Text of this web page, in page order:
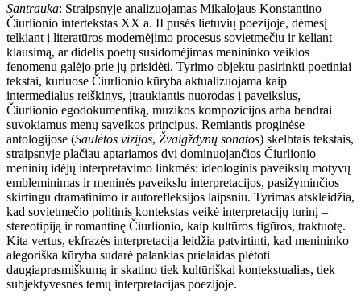
Santrauka: Straipsnyje analizuojamas Mikalojaus Konstantino
Čiurlionio intertekstas XX a. II pusės lietuvių poezijoje, dėmesį
telkiant į literatūros modernėjimo procesus sovietmečiu ir keliant
klausimą, ar didelis poetų susidomėjimas menininko veiklos
fenomenu galėjo prie jų prisidėti. Tyrimo objektu pasirinkti poetiniai
tekstai, kuriuose Čiurlionio kūryba aktualizuojama kaip
intermedialus reiškinys, įtraukiantis nuorodas į paveikslus,
Čiurlionio egodokumentiką, muzikos kompozicijos arba bendrai
suvokiamus menų sąveikos principus. Remiantis proginėse
antologijose (Saulėtos vizijos, Žvaigždynų sonatos) skelbtais tekstais,
straipsnyje plačiau aptariamos dvi dominuojančios Čiurlionio
meninių idėjų interpretavimo linkmės: ideologinis paveikslų motyvų
embleminimas ir meninės paveikslų interpretacijos, pasižyminčios
skirtingu dramatinimo ir autorefleksijos laipsniu. Tyrimas atskleidžia,
kad sovietmečio politinis kontekstas veikė interpretacijų turinį –
stereotipiją ir romantinę Čiurlionio, kaip kultūros figūros, traktuotę.
Kita vertus, ekfrazės interpretacija leidžia patvirtinti, kad menininko
alegoriška kūryba sudarė palankias prielaidas plėtoti
daugiaprasmiškumą ir skatino tiek kultūriškai kontekstualias, tiek
subjektyvesnes temų interpretacijas poezijoje.